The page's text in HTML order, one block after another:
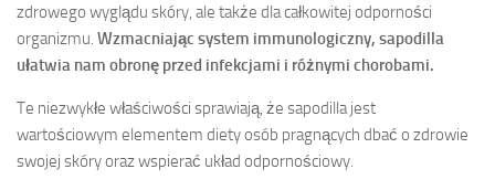
zdrowego wyglądu skóry, ale także dla całkowitej odporności
organizmu. Wzmacniając system immunologiczny, sapodilla
ułatwia nam obronę przed infekcjami i różnymi chorobami.
Te niezwykłe właściwości sprawiają, że sapodilla jest
wartościowym elementem diety osób pragnących dbać o zdrowie
swojej skóry oraz wspierać układ odpornościowy.